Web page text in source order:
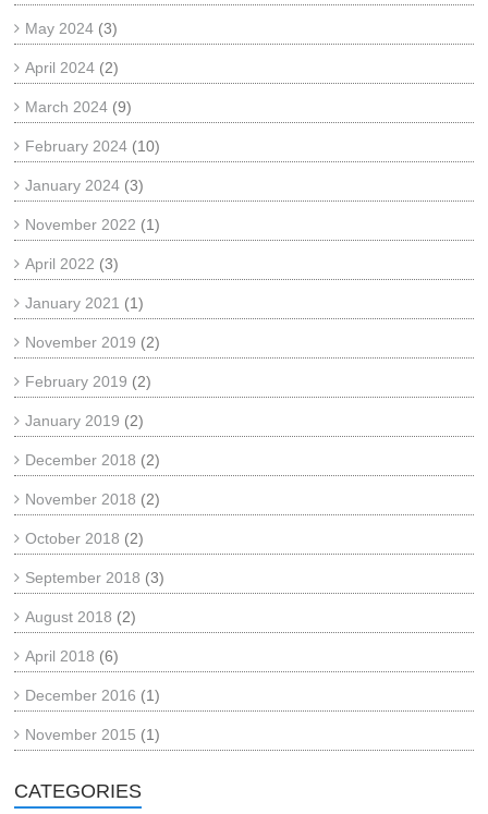
May 2024 (3)
April 2024 (2)
March 2024 (9)
February 2024 (10)
January 2024 (3)
November 2022 (1)
April 2022 (3)
January 2021 (1)
November 2019 (2)
February 2019 (2)
January 2019 (2)
December 2018 (2)
November 2018 (2)
October 2018 (2)
September 2018 (3)
August 2018 (2)
April 2018 (6)
December 2016 (1)
November 2015 (1)
CATEGORIES